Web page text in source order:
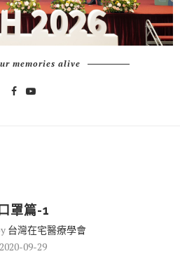
memories alive
口罩篇-1
台灣在宅醫療學會
2020-09-29